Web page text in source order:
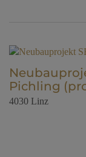
Pichling
4030 Linz